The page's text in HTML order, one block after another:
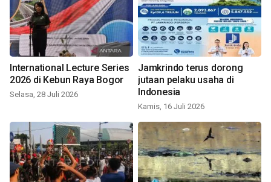
International Lecture Series
2026 di Kebun Raya Bogor
Selasa, 28 Juli 2026
Jamkrindo terus dorong
jutaan pelaku usaha di
Indonesia
Kamis, 16 Juli 2026